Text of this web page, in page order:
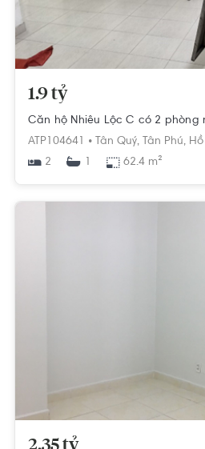
1.9 tỷ
Căn hộ Nhiêu Lộc C có 2 phòng
ATP104641 •
Tân Quý, Tân Phú,
2
1 62.4 m²